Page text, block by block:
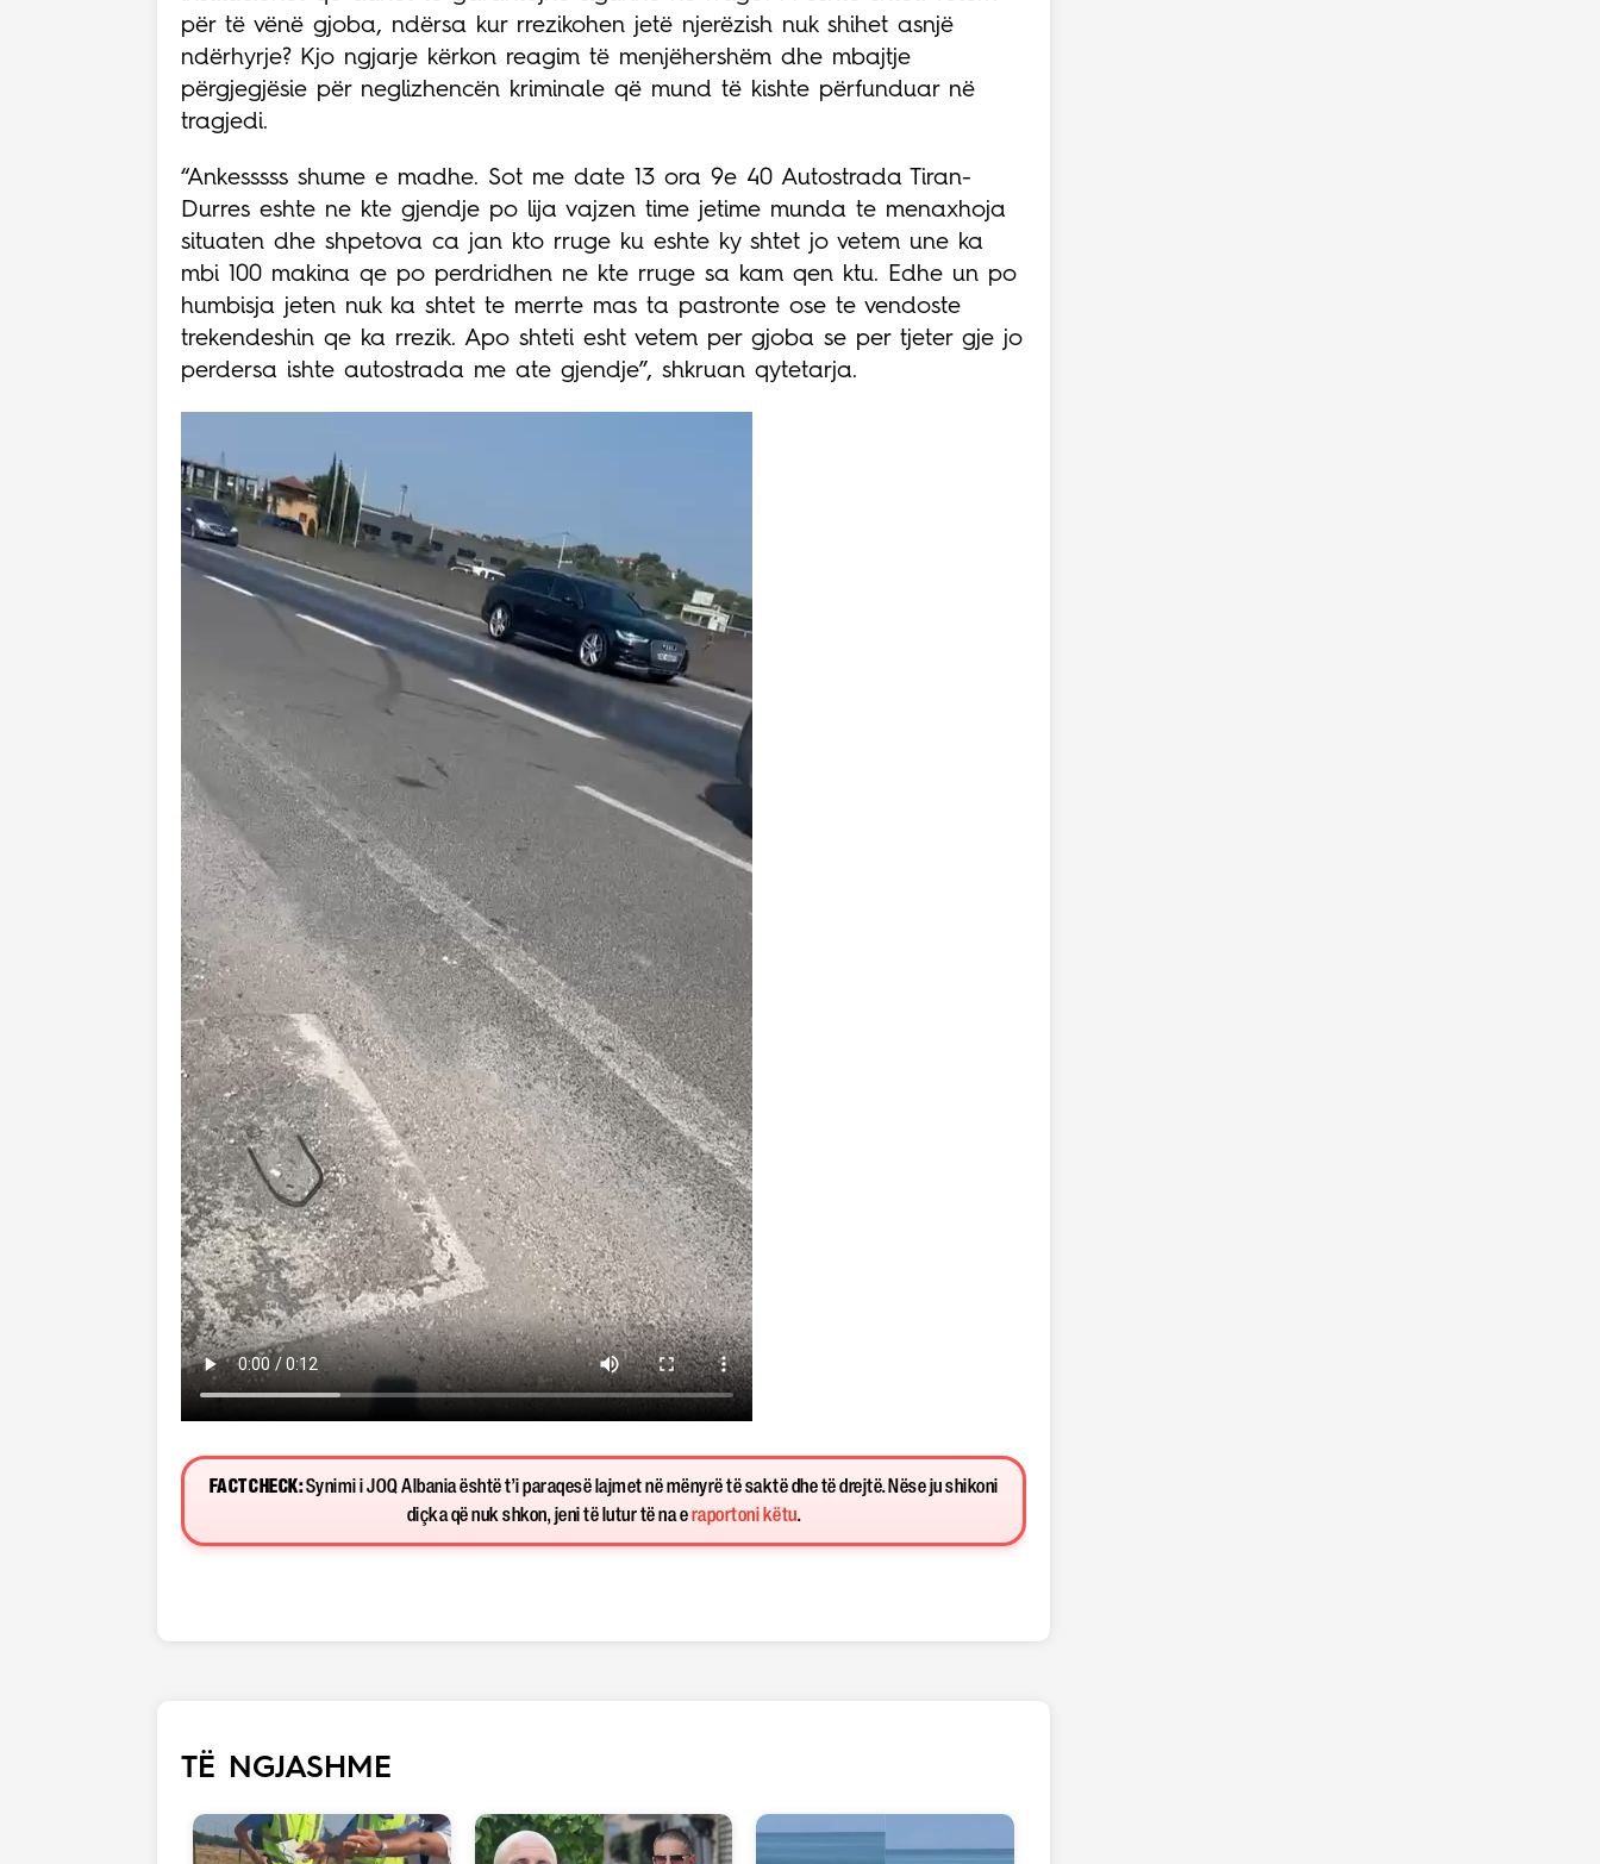
për të vënë gjoba, ndërsa kur rrezikohen jetë njerëzish nuk shihet asnjë
ndërhyrje? Kjo ngjarje kërkon reagim të menjëhershëm dhe mbajtje
përgjegjësie për neglizhencën kriminale që mund të kishte përfunduar në
tragjedi.
“Ankesssss shume e madhe. Sot me date 13 ora 9e 40 Autostrada Tiran-
Durres eshte ne kte gjendje po lija vajzen time jetime munda te menaxhoja
situaten dhe shpetova ca jan kto rruge ku eshte ky shtet jo vetem une ka
mbi 100 makina qe po perdridhen ne kte rruge sa kam qen ktu. Edhe un po
humbisja jeten nuk ka shtet te merrte mas ta pastronte ose te vendoste
trekendeshin qe ka rrezik. Apo shteti esht vetem per gjoba se per tjeter gje jo
perdersa ishte autostrada me ate gjendje”, shkruan qytetarja.
FACT CHECK:Synimi i JOQ Albania është t’i paraqesë lajmet në mënyrë të saktë dhe të drejtë. Nëse ju shikoni
diçka që nuk shkon, jeni të lutur të na e raportoni këtu.
TË NGJASHME